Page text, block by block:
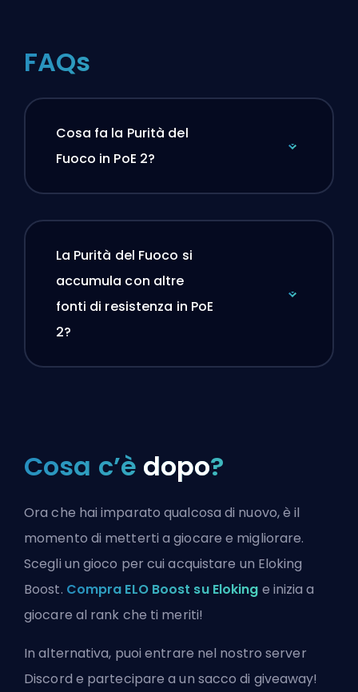
FAQs
Cosa fa la Purità del
Fuoco in PoE 2?
La Purità del Fuoco si
accumula con altre
fonti di resistenza in PoE
2?
Cosa c’è dopo?
Ora che hai imparato qualcosa di nuovo, è il
momento di metterti a giocare e migliorare.
Scegli un gioco per cui acquistare un Eloking
Boost. Compra ELO Boost su Eloking e inizia a
giocare al rank che ti meriti!
In alternativa, puoientrare nel nostro server
Discord e partecipare a un sacco di giveaway!